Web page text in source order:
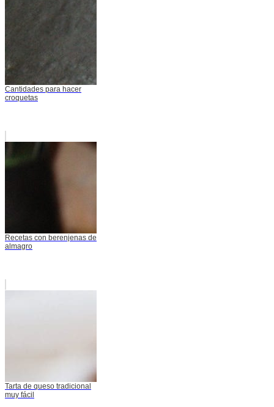
Cantidades para hacer
croquetas
Recetas con berenjenas de
almagro
Tarta de queso tradicional
muy fácil